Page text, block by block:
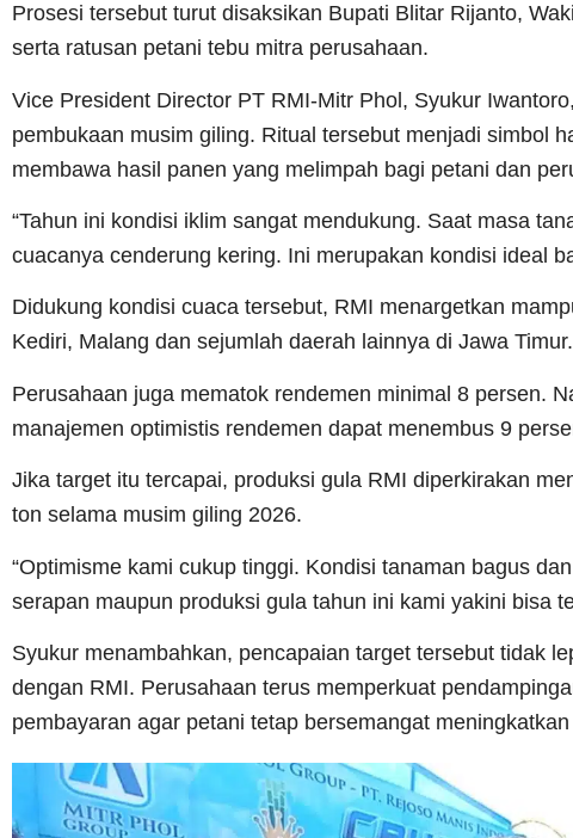
Prosesi tersebut turut disaksikan Bupati Blitar Rijanto,
serta ratusan petani tebu mitra perusahaan.
Vice President Director PT RMI-Mitr Phol, Syukur
pembukaan musim giling. Ritual tersebut menjadi simbol
membawa hasil panen yang melimpah bagi petani dan
“Tahun ini kondisi iklim sangat mendukung. Saat masa
cuacanya cenderung kering. Ini merupakan kondisi ideal
Didukung kondisi cuaca tersebut, RMI menargetkan
Kediri, Malang dan sejumlah daerah lainnya di Jawa Timur.
Perusahaan juga mematok rendemen minimal 8 persen.
manajemen optimistis rendemen dapat menembus 9
Jika target itu tercapai, produksi gula RMI diperkirakan
ton selama musim giling 2026.
“Optimisme kami cukup tinggi. Kondisi tanaman bagus
serapan maupun produksi gula tahun ini kami yakini bisa
Syukur menambahkan, pencapaian target tersebut tidak
dengan RMI. Perusahaan terus memperkuat
pembayaran agar petani tetap bersemangat